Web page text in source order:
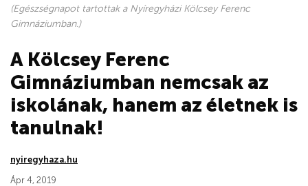
(Egészségnapot tartottak a Nyíregyházi Kölcsey Ferenc
Gimnáziumban.)
A Kölcsey Ferenc
Gimnáziumban nemcsak az
iskolának, hanem az életnek is
tanulnak!
nyiregyhaza.hu
Ápr 4, 2019